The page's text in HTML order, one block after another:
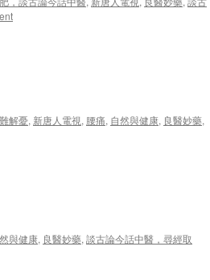
解憂, 新唐人電視, 腰痛, 自然與健康, 良醫妙藥,
與健康, 良醫妙藥, 談古論今話中醫，尋經取